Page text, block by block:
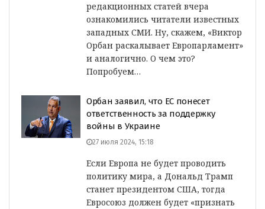
редакционных статей вчера
ознакомились читатели известных
западных СМИ. Ну, скажем, «Виктор
Орбан раскалывает Европарламент»
и аналогично. О чем это?
Попробуем…
Орбан заявил, что ЕС понесет
ответственность за поддержку
войны в Украине
27 июля 2024, 15:18
Если Европа не будет проводить
политику мира, а Дональд Трамп
станет президентом США, тогда
Евросоюз должен будет «признать